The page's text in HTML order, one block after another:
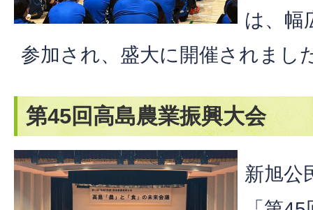
は、幅
参加され、盛大に開催されまし
第45回高島農業振興大会
新旭公